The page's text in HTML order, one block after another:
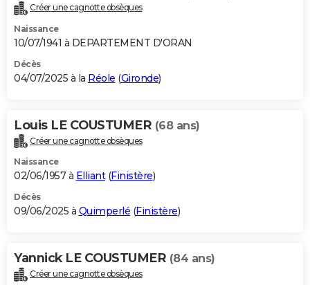
Créer une cagnotte obsèques
Naissance
10/07/1941 à DEPARTEMENT D'ORAN
Décès
04/07/2025 à la Réole (Gironde)
Louis LE COUSTUMER (68 ans)
Créer une cagnotte obsèques
Naissance
02/06/1957 à Elliant(Finistère)
Décès
09/06/2025 à Quimperlé (Finistère)
Yannick LE COUSTUMER (84 ans)
Créer une cagnotte obsèques